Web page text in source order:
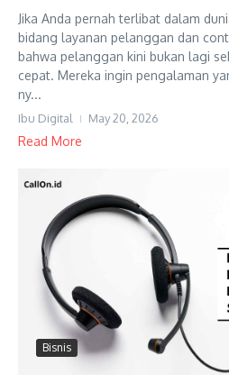
Jika Anda pernah terlibat dalam
bidang layanan pelanggan dan
bahwa pelanggan kini bukan lagi
cepat. Mereka ingin pengalaman
ny...
Ibu Digital May 20, 2026
Read More
Bisnis